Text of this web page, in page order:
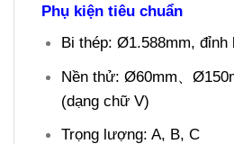
Phụ kiện tiêu chuẩn
Bi thép: Ø1.588mm,
Nền thử: Ø60mm、
(dạng chữ V)
Trọng lượng: A, B, C